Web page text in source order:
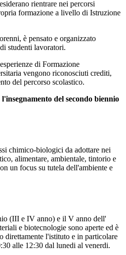
rientrare nei percorsi
formazione a livello di Istruzione
è pensato e organizzato
studenti lavoratori.
di Formazione
vengono riconosciuti crediti,
del percorso scolastico.
del secondo biennio
chimico-biologici da adottare nei
alimentare, ambientale, tintorio e
un focus su tutela dell'ambiente e
(III e IV anno) e il V anno dell'
e biotecnologie sono aperte ed è
direttamente l'istituto e in particolare
alle 12:30 dal lunedi al venerdi.